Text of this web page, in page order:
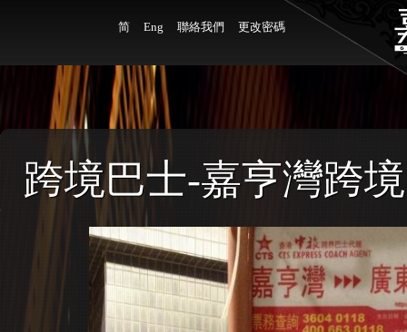
简 Eng 聯絡我們 更改密碼
跨境巴士-嘉亨灣跨